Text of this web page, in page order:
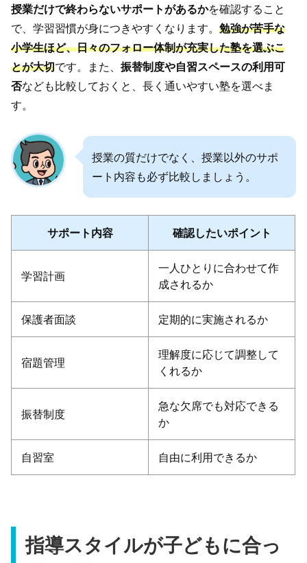
授業だけで終わらないサポートがあるかを確認すること
で、学習習慣が身につきやすくなります。勉強が苦手な
小学生ほど、日々のフォロー体制が充実した塾を選ぶこ
とが大切です。また、振替制度や自習スペースの利用可
否なども比較しておくと、長く通いやすい塾を選べま
す。
授業の質だけでなく、授業以外のサポ
ート内容も必ず比較しましょう。
サポート内容 確認したいポイント
学習計画
一人ひとりに合わせて作
成されるか
保護者面談 定期的に実施されるか
宿題管理
理解度に応じて調整して
くれるか
振替制度
急な欠席でも対応できる
か
自習室 自由に利用できるか
指導スタイルが子どもに合っ